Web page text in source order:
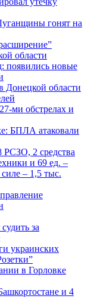
гонят на
области
появились новые
Донецкой области
ми обстрелах и
БПЛА атаковали
2 средства
и 69 ед. –
– 1,5 тыс.
за
украинских
в Горловке
и 4